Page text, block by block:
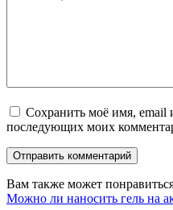
Сохранить моё имя, email
последующих моих
Вам также может
Можно ли наносить гель на